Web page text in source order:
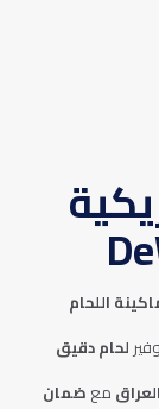
اللحام
لحام دقيق
العراق مع ضمان